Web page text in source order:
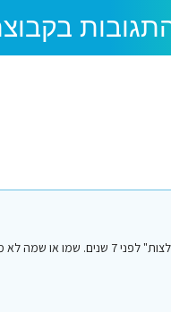
הפוסט הנ"ל נכתב על ידי אחד מחברי או